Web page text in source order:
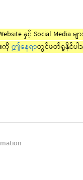
နှင့် Social Media
ကို ဤနေရာတွင်ဖတ်ရှုနိုင်ပါ